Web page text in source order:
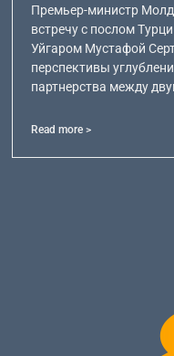
Премьер-министр
встречу с послом
Уйгаром Мустафой
перспективы
партнерства между
Read more >